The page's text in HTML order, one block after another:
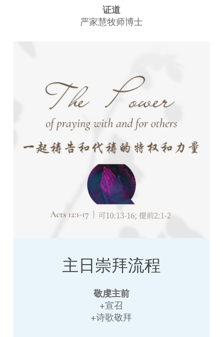
证道
严家慧牧师博士
主日崇拜流程
敬虔主前
+宣召
+诗歌敬拜